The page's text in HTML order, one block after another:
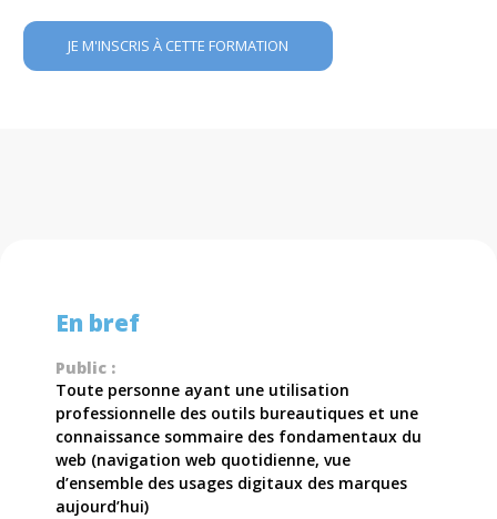
JE M'INSCRIS À CETTE FORMATION
En bref
Public :
Toute personne ayant une utilisation
professionnelle des outils bureautiques et une
connaissance sommaire des fondamentaux du
web (navigation web quotidienne, vue
d’ensemble des usages digitaux des marques
aujourd’hui)